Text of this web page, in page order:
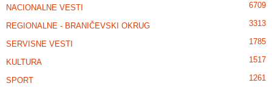
NACIONALNE VESTI 6709
REGIONALNE - BRANIČEVSKI OKRUG 3313
SERVISNE VESTI 1785
KULTURA 1517
SPORT 1261